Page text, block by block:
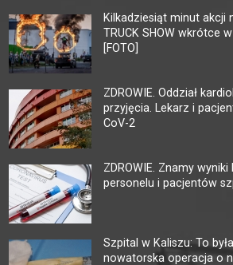
Kilkadziesiąt minut akcji
TRUCK SHOW wkrótce
[FOTO]
ZDROWIE. Oddział
przyjęcia. Lekarz i
CoV-2
ZDROWIE. Znamy
personelu i pacjentów
Szpital w Kaliszu: To
nowatorska operacja o